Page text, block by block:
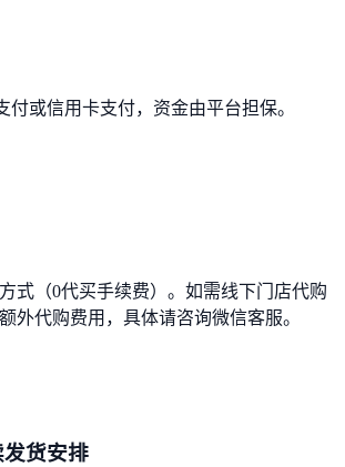
付或信用卡支付，资金由平台担保。
式（0代买手续费）。如需线下门店代购
外代购费用，具体请咨询微信客服。
货安排